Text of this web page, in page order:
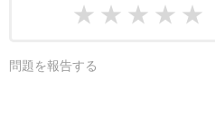
★ ★ ★ ★ ★
問題を報告する